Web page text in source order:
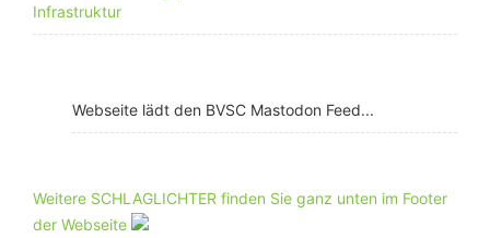
Infrastruktur
Webseite lädt den BVSC Mastodon Feed...
Weitere SCHLAGLICHTER finden Sie ganz unten im Footer
der Webseite